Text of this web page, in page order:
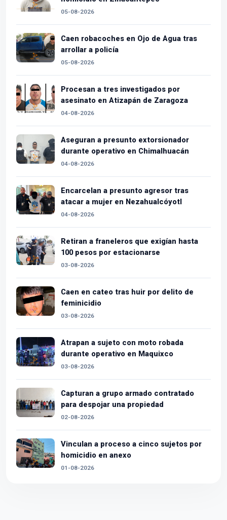
05-08-2026
Caen robacoches en Ojo de Agua tras
arrollar a policía
05-08-2026
Procesan a tres investigados por
asesinato en Atizapán de Zaragoza
04-08-2026
Aseguran a presunto extorsionador
durante operativo en Chimalhuacán
04-08-2026
Encarcelan a presunto agresor tras
atacar a mujer en Nezahualcóyotl
04-08-2026
Retiran a franeleros que exigían hasta
100 pesos por estacionarse
03-08-2026
Caen en cateo tras huir por delito de
feminicidio
03-08-2026
Atrapan a sujeto con moto robada
durante operativo en Maquixco
03-08-2026
Capturan a grupo armado contratado
para despojar una propiedad
02-08-2026
Vinculan a proceso a cinco sujetos por
homicidio en anexo
01-08-2026